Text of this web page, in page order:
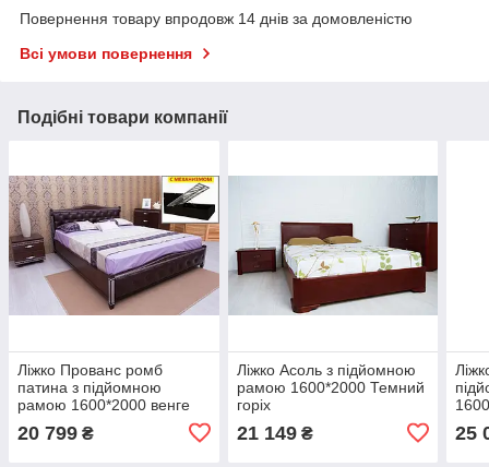
Повернення товару впродовж 14 днів за домовленістю
Всі умови повернення
Подібні товари компанії
Ліжко Прованс ромб
патина з підйомною
рамою 1600*2000 венге
20 799 ₴
Ліжко Асоль з підйомною
рамою 1600*2000 Темний
горіх
21 149₴ 25